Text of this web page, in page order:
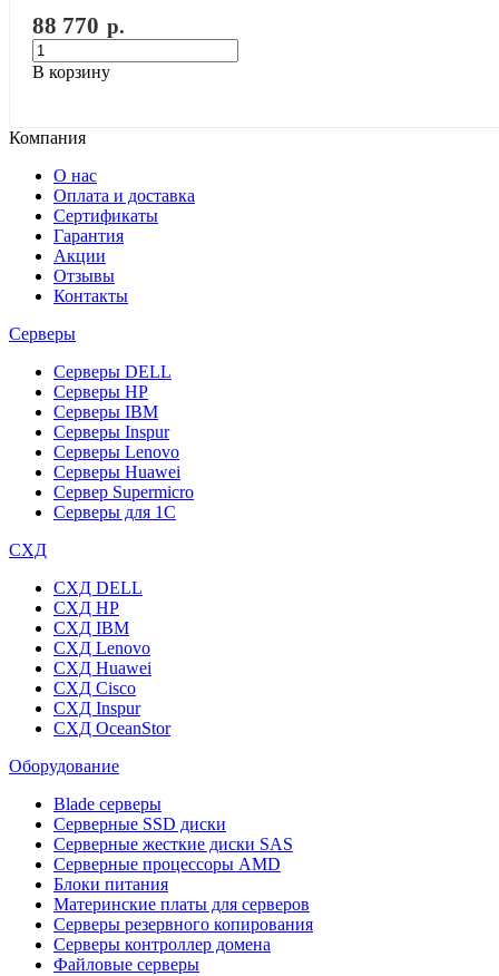
88 770 р.
В корзину
Компания
О нас
Оплата и доставка
Сертификаты
Гарантия
Акции
Отзывы
Контакты
Серверы
Серверы DELL
Серверы HP
Серверы IBM
Серверы Inspur
Серверы Lenovo
Серверы Huawei
Сервер Supermicro
Серверы для 1C
СХД
СХД DELL
СХД HP
СХД IBM
СХД Lenovo
СХД Huawei
СХД Cisco
СХД Inspur
СХД OceanStor
Оборудование
Blade серверы
Серверные SSD диски
Cерверные жесткие диски SAS
Серверные процессоры AMD
Блоки питания
Материнские платы для серверов
Серверы резервного копирования
Серверы контроллер домена
Файловые серверы